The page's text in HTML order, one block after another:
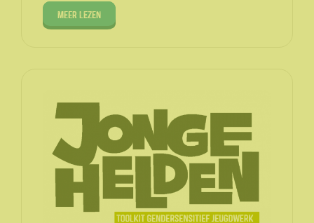
Meer lezen